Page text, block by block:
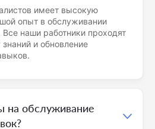
имеет высокую
опыт в обслуживании
Все наши работники проходят
и обновление
на обслуживание